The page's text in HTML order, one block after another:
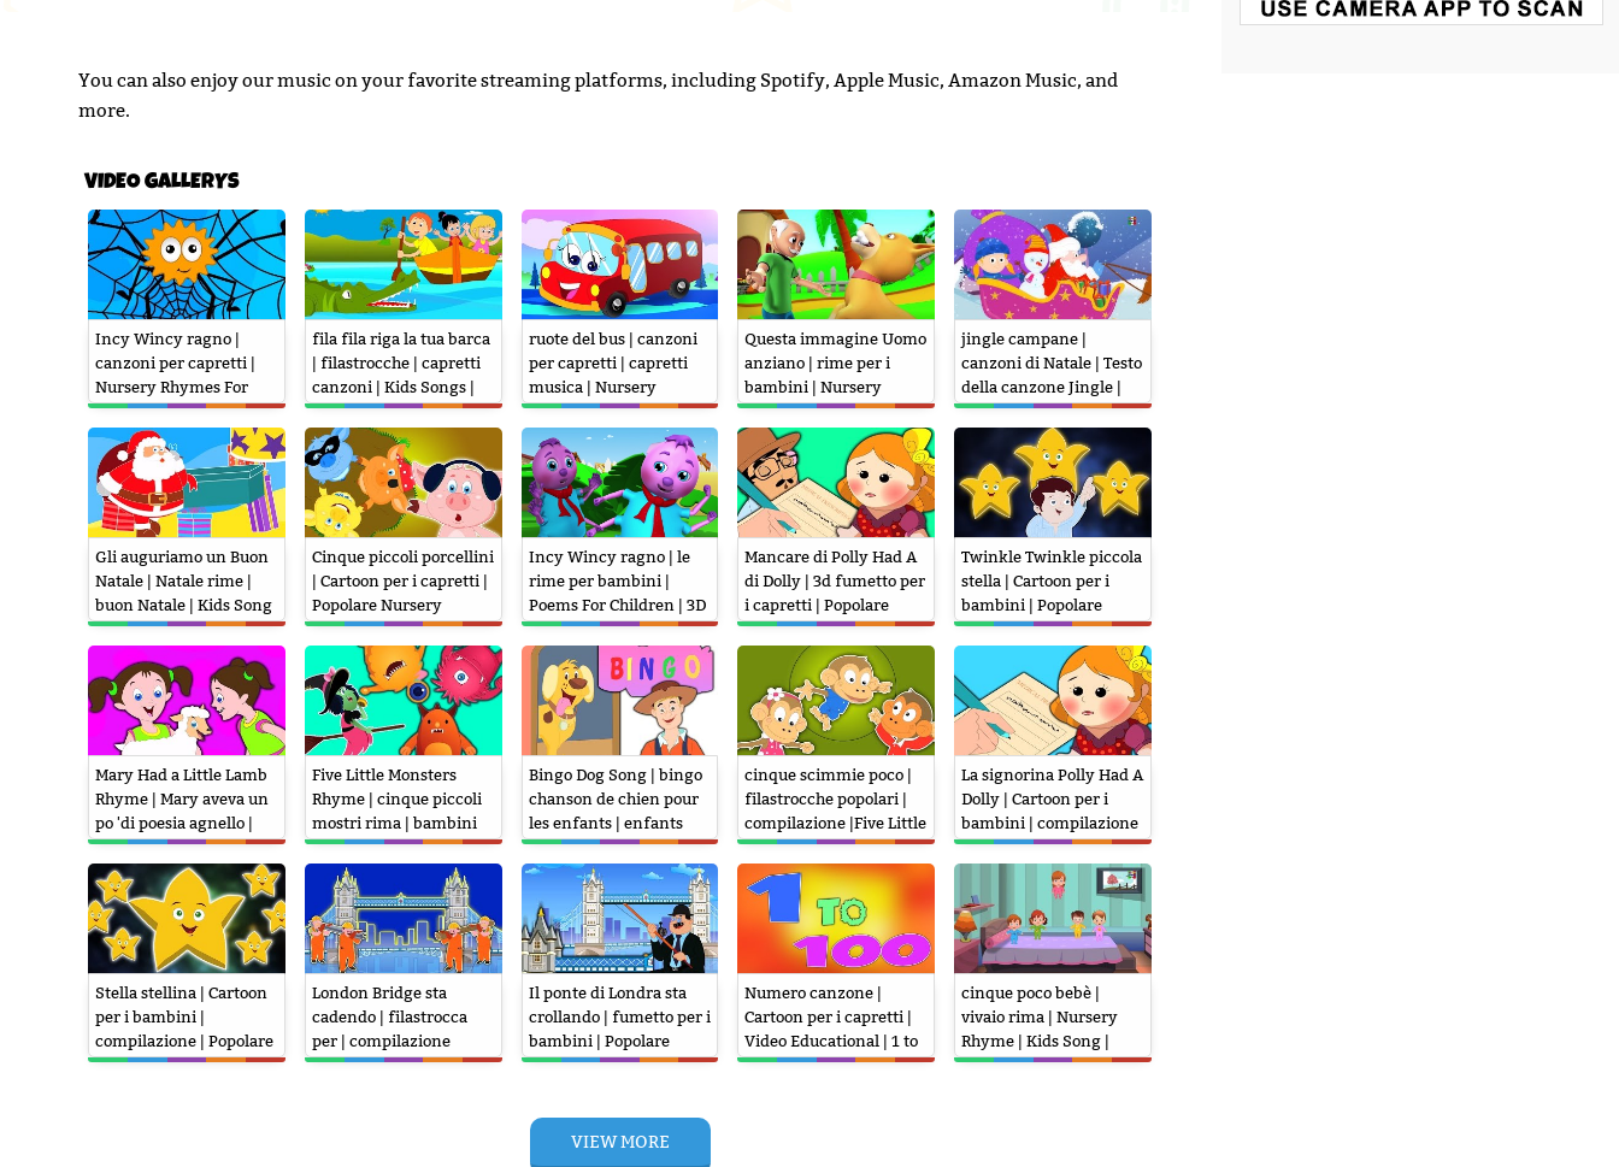
You can also enjoy our music on your favorite streaming platforms, including Spotify, Apple Music, Amazon Music, and
more.
VIDEO GALLERYS
Incy Wincy ragno |
canzoni per capretti |
Nursery Rhymes For
Kids | Kids Songs | Incy
Wincy Spider
fila fila riga la tua barca
| filastrocche | capretti
canzoni | Kids Songs |
Row Row Row Your Boat
ruote del bus | canzoni
per capretti | capretti
musica | Nursery
Rhymes Songs | Wheels
On The Bus
Questa immagine Uomo
anziano | rime per i
bambini | Nursery
Rhymes | Poems For
Kids | This Old Man
jingle campane |
canzoni di Natale | Testo
della canzone Jingle |
Christmas Songs | Jingle
Gli auguriamo un Buon
Natale | Natale rime |
buon Natale | Kids Song
| We Wish You a Merry
Cinque piccoli porcellini
| Cartoon per i capretti |
Popolare Nursery
canzone | Five Little
Piggies
Incy Wincy ragno | le
rime per bambini |
Poems For Children | 3D
Nursey Rhymes | Incy
Wincy Spider
Mancare di Polly Had A
di Dolly | 3d fumetto per
i capretti | Popolare
Filastrocche
Twinkle Twinkle piccola
stella | Cartoon per i
bambini | Popolare
Filastrocca
Mary Had a Little Lamb
Rhyme | Mary aveva un
po 'di poesia agnello |
bambini canzoni in
italiano
Five Little Monsters
Rhyme | cinque piccoli
mostri rima | bambini
canzone spaventoso
Bingo Dog Song | bingo
chanson de chien pour
les enfants | enfants
rime chansons
cinque scimmie poco |
filastrocche popolari |
compilazione |Five Little
Monkeys Jumping On
The Bed
La signorina Polly Had A
Dolly | Cartoon per i
bambini | compilazione
| Popolare Filastrocca
Stella stellina | Cartoon
per i bambini |
compilazione | Popolare
Filastrocca
London Bridge sta
cadendo | filastrocca
per | compilazione
Il ponte di Londra sta
crollando | fumetto per i
bambini | Popolare
Filastrocca
Numero canzone |
Cartoon per i capretti |
Video Educational | 1 to
100
cinque poco bebè |
vivaio rima | Nursery
Rhyme | Kids Song |
Preschool Poem | Five
VIEW MORE